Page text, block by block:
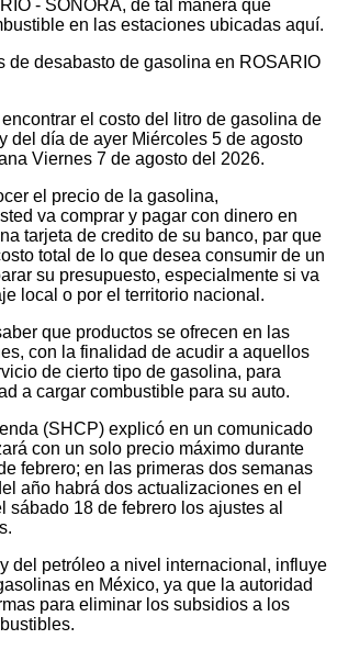
- SONORA, de tal manera que
en las estaciones ubicadas aquí.
de desabasto de gasolina en ROSARIO
el costo del litro de gasolina de
del día de ayer Miércoles 5 de agosto
Viernes 7 de agosto del 2026.
el precio de la gasolina,
va comprar y pagar con dinero en
tarjeta de credito de su banco, par que
total de lo que desea consumir de un
su presupuesto, especialmente si va
local o por el territorio nacional.
que productos se ofrecen en las
con la finalidad de acudir a aquellos
de cierto tipo de gasolina, para
a cargar combustible para su auto.
(SHCP) explicó en un comunicado
con un solo precio máximo durante
febrero; en las primeras dos semanas
año habrá dos actualizaciones en el
sábado 18 de febrero los ajustes al
del petróleo a nivel internacional, influye
en México, ya que la autoridad
para eliminar los subsidios a los